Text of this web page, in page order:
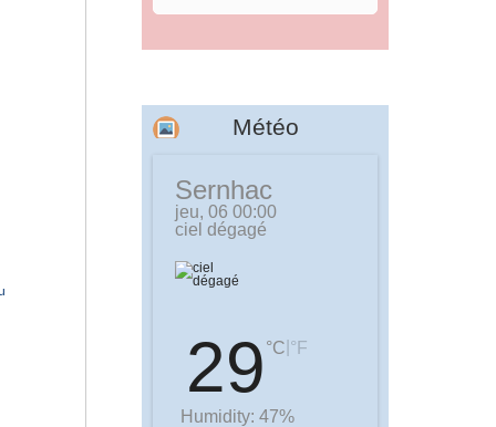
Météo
Sernhac
jeu, 06 00:00
ciel dégagé
29 °C °F
Humidity: 47%